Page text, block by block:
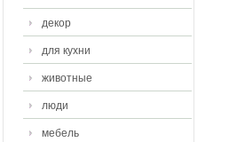
декор
для кухни
животные
люди
мебель